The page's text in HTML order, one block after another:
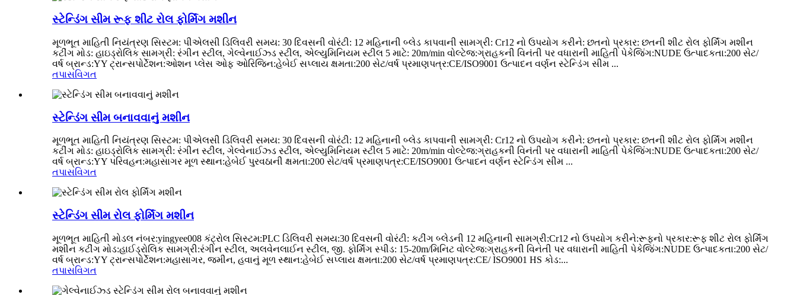
સ્ટેન્ડિંગ સીમ રૂફ શીટ રોલ ફોર્મિંગ મશીન
મૂળભૂત માહિતી નિયંત્રણ સિસ્ટમ: પીએલસી ડિલિવરી સમય: 30 દિવસની વોરંટી: 12 મહિનાની બ્લેડ કાપવાની સામગ્રી: Cr12 નો ઉપયોગ કરીને: છતનો પ્રકાર: છતની શીટ રોલ ફોર્મિંગ મશીન
કટીંગ મોડ: હાઇડ્રોલિક સામગ્રી: રંગીન સ્ટીલ, ગેલ્વેનાઈઝ્ડ સ્ટીલ, એલ્યુમિનિયમ સ્ટીલ 5 માટે: 20m/min વોલ્ટેજ:ગ્રાહકની વિનંતી પર વધારાની માહિતી પેકેજિંગ:NUDE ઉત્પાદકતા:200 સેટ/
વર્ષ બ્રાન્ડ:YY ટ્રાન્સપોર્ટેશન:ઓશન પ્લેસ ઓફ ઓરિજિન:હેબેઈ સપ્લાય ક્ષમતા:200 સેટ/વર્ષ પ્રમાણપત્ર:CE/ISO9001 ઉત્પાદન વર્ણન સ્ટેન્ડિંગ સીમ ...
તપાસવિગત
સ્ટેન્ડિંગ સીમ બનાવવાનું મશીન
મૂળભૂત માહિતી નિયંત્રણ સિસ્ટમ: પીએલસી ડિલિવરી સમય: 30 દિવસની વોરંટી: 12 મહિનાની બ્લેડ કાપવાની સામગ્રી: Cr12 નો ઉપયોગ કરીને: છતનો પ્રકાર: છતની શીટ રોલ ફોર્મિંગ મશીન
કટીંગ મોડ: હાઇડ્રોલિક સામગ્રી: રંગીન સ્ટીલ, ગેલ્વેનાઈઝ્ડ સ્ટીલ, એલ્યુમિનિયમ સ્ટીલ 5 માટે: 20m/min વોલ્ટેજ:ગ્રાહકની વિનંતી પર વધારાની માહિતી પેકેજિંગ:NUDE ઉત્પાદકતા:200 સેટ/
વર્ષ બ્રાન્ડ:YY પરિવહન:મહાસાગર મૂળ સ્થાન:હેબેઈ પુરવઠાની ક્ષમતા:200 સેટ/વર્ષ પ્રમાણપત્ર:CE/ISO9001 ઉત્પાદન વર્ણન સ્ટેન્ડિંગ સીમ ...
તપાસવિગત
સ્ટેન્ડિંગ સીમ રોલ ફોર્મિંગ મશીન
મૂળભૂત માહિતી મોડલ નંબર:yingyee008 કંટ્રોલ સિસ્ટમ:PLC ડિલિવરી સમય:30 દિવસની વોરંટી: કટીંગ બ્લેડની 12 મહિનાની સામગ્રી:Cr12 નો ઉપયોગ કરીને:રૂફનો પ્રકાર:રૂફ શીટ રોલ ફોર્મિંગ
મશીન કટીંગ મોડ:હાઈડ્રોલિક સામગ્રી:રંગીન સ્ટીલ, અલવેનલાઈન સ્ટીલ, જી. ફોર્મિંગ સ્પીડ: 15-20m/મિનિટ વોલ્ટેજ:ગ્રાહકની વિનંતી પર વધારાની માહિતી પેકેજિંગ:NUDE ઉત્પાદકતા:200 સેટ/
વર્ષ બ્રાન્ડ:YY ટ્રાન્સપોર્ટેશન:મહાસાગર, જમીન, હવાનું મૂળ સ્થાન:હેબેઈ સપ્લાય ક્ષમતા:200 સેટ/વર્ષ પ્રમાણપત્ર:CE/ ISO9001 HS કોડ:...
તપાસવિગત